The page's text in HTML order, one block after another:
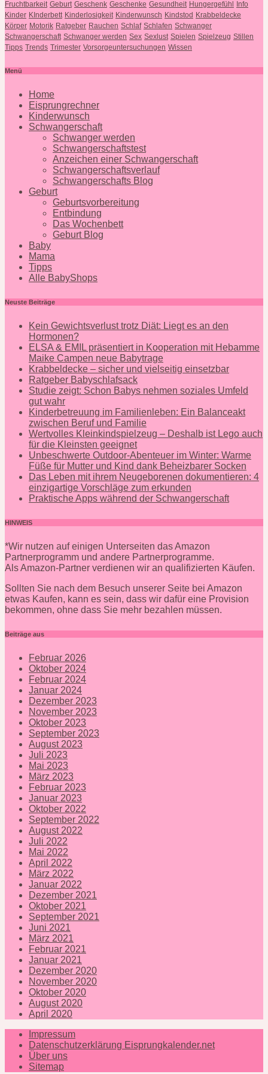
Fruchtbarkeit Geburt Geschenk Geschenke Gesundheit Hungergefühl
Info
Kinder KInderbett Kinderlosigkeit Kinderwunsch Kindstod Krabbeldecke
Körper Motorik Ratgeber Rauchen Schlaf Schlafen Schwanger
Schwangerschaft Schwanger werden Sex Sexlust Spielen Spielzeug Stillen
Tipps Trends Trimester Vorsorgeuntersuchungen Wissen
Menü
Home
Eisprungrechner
Kinderwunsch
Schwangerschaft
Schwanger werden
Schwangerschaftstest
Anzeichen einer Schwangerschaft
Schwangerschaftsverlauf
Schwangerschafts Blog
Geburt
Geburtsvorbereitung
Entbindung
Das Wochenbett
Geburt Blog
Baby
Mama
Tipps
Alle BabyShops
Neuste Beiträge
Kein Gewichtsverlust trotz Diät: Liegt es an den
Hormonen?
ELSA & EMIL präsentiert in Kooperation mit Hebamme
Maike Campen neue Babytrage
Krabbeldecke – sicher und vielseitig einsetzbar
Ratgeber Babyschlafsack
Studie zeigt: Schon Babys nehmen soziales Umfeld
gut wahr
Kinderbetreuung im Familienleben: Ein Balanceakt
zwischen Beruf und Familie
Wertvolles Kleinkindspielzeug – Deshalb ist Lego auch
für die Kleinsten geeignet
Unbeschwerte Outdoor-Abenteuer im Winter: Warme
Füße für Mutter und Kind dank Beheizbarer Socken
Das Leben mit ihrem Neugeborenen dokumentieren: 4
einzigartige Vorschläge zum erkunden
Praktische Apps während der Schwangerschaft
HINWEIS
*Wir nutzen auf einigen Unterseiten das Amazon
Partnerprogramm und andere Partnerprogramme.
Als Amazon-Partner verdienen wir an qualifizierten Käufen.
Sollten Sie nach dem Besuch unserer Seite bei Amazon
etwas Kaufen, kann es sein, dass wir dafür eine Provision
bekommen, ohne dass Sie mehr bezahlen müssen.
Beiträge aus
Februar 2026
Oktober 2024
Februar 2024
Januar 2024
Dezember 2023
November 2023
Oktober 2023
September 2023
August 2023
Juli 2023
Mai 2023
März 2023
Februar 2023
Januar 2023
Oktober 2022
September 2022
August 2022
Juli 2022
Mai 2022
April 2022
März 2022
Januar 2022
Dezember 2021
Oktober 2021
September 2021
Juni 2021
März 2021
Februar 2021
Januar 2021
Dezember 2020
November 2020
Oktober 2020
August 2020
April 2020
Impressum
Datenschutzerklärung Eisprungkalender.net
Über uns
Sitemap